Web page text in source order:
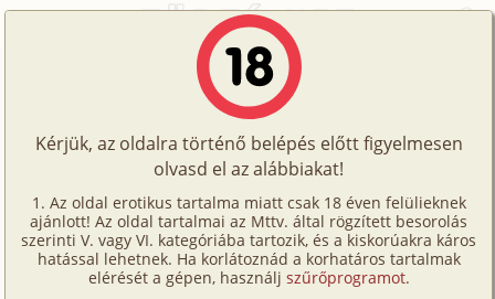
Kérjük, az oldalra történő belépés előtt figyelmesen
olvasd el az alábbiakat!
Az oldal erotikus tartalma miatt csak 18 éven felülieknek
ajánlott! Az oldal tartalmai az Mttv. által rögzített besorolás
szerinti V. vagy VI. kategóriába tartozik, és a kiskorúakra káros
hatással lehetnek. Ha korlátoznád a korhatáros tartalmak
elérését a gépen, használj szűrőprogramot.
Filmek
Tölts
fel
Címkék
Képregények / Hetero /
A gondos anyuka 2. rész
anya,fia,szabadban-természetben
CGI/számítógéppel generált
Fordította:
topgold
Szavazás átlaga:6.57pont (68szavazat)